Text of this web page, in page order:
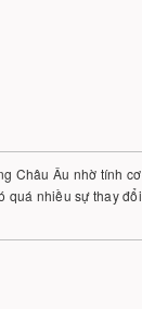
Châu Âu nhờ tính
quá nhiều sự thay